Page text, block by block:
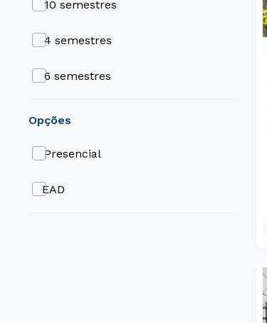
10 semestres
4 semestres
6 semestres
opções
Presencial
EAD